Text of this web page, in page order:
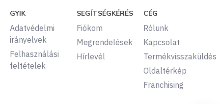
GYIK
Adatvédelmi
irányelvek
Felhasználási
feltételek
SEGÍTSÉGKÉRÉS
Fiókom
Megrendelések
Hírlevél
CÉG
Rólunk
Kapcsolat
Termékvisszaküldés
Oldaltérkép
Franchising